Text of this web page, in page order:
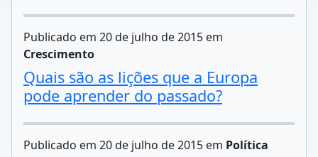
Publicado em 20 de julho de 2015 em
Crescimento
Quais são as lições que a Europa
pode aprender do passado?
Publicado em 20 de julho de 2015 em Política